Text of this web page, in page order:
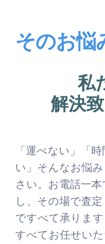
そのお悩
私
解決
「運べない」「
い」そんなお悩
さい。お電話一
し、その場で査
ですべて承りま
すべてお任せい